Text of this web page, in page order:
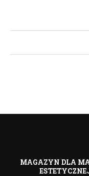
MAGAZYN DLA